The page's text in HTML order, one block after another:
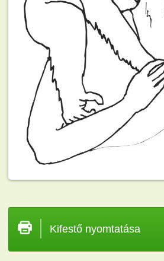
Kifestő nyomtatása